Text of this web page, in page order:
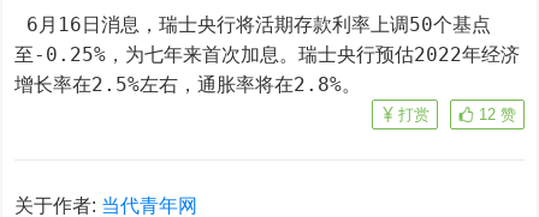
至-0.25%，为七年来首次加息。瑞士央行预估2022年经济
增长率在2.5%左右，通胀率将在2.8%。
12 赞
打赏
关于作者: 当代青年网